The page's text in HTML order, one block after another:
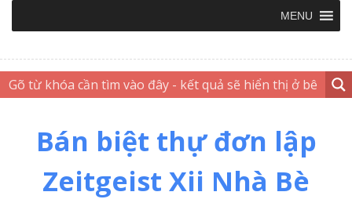
MENU
Bán biệt thự đơn lập
Zeitgeist Xii Nhà Bè